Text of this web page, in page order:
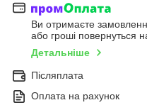
Ви отримаєте
або гроші повернуться
Детальніше
Післяплата
Оплата на рахунок